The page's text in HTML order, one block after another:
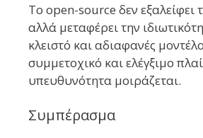
Το open-source δεν εξαλείφει
αλλά μεταφέρει την
κλειστό και αδιαφανές
συμμετοχικό και ελέγξιμο
υπευθυνότητα μοιράζεται.
Συμπέρασμα